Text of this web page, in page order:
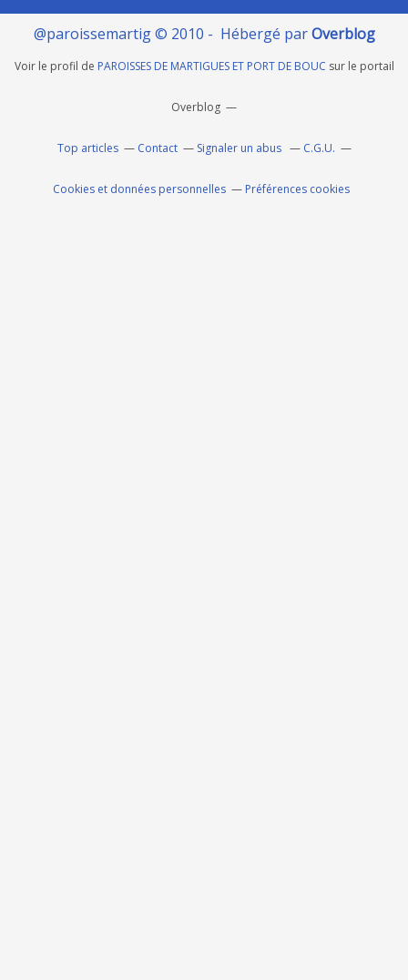
@paroissemartig © 2010 - Hébergé parOverblog
Voir le profil de PAROISSES DE MARTIGUES ET PORT DE BOUC sur le portail
Overblog
Top articles Contact Signaler un abus C.G.U.
Cookies et données personnelles Préférences cookies